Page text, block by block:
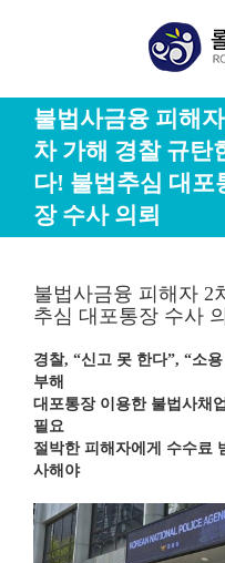
불법사금융 피해
차 가해 경찰 규탄
다! 불법추심 대포
장 수사 의뢰
불법사금융 피해자 2
추심 대포통장 수사
경찰, “신고 못 한다”, “소
부해
대포통장 이용한 불법사채
필요
절박한 피해자에게 수수료
사해야